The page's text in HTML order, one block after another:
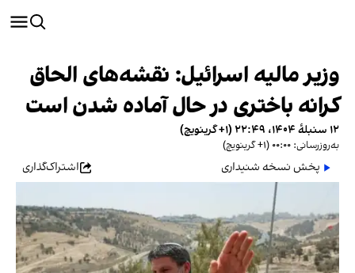
وزیر مالیه اسرائیل: نقشه‌های الحاق
کرانه باختری در حال آماده‌ شدن است
۱۲ سنبلهٔ ۱۴۰۴، ۲۲:۴۹ (‎+۱ گرینویچ)
به‌روزرسانی: ۰۰:۰۰ (‎+۱ گرینویچ)
پخش نسخه شنیداری اشتراک‌گذاری